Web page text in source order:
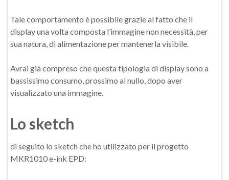
Tale comportamento è possibile grazie al fatto che il
display una volta composta l’immagine non necessità, per
sua natura, di alimentazione per mantenerla visibile.
Avrai già compreso che questa tipologia di display sono a
bassissimo consumo, prossimo al nullo, dopo aver
visualizzato una immagine.
Lo sketch
di seguito lo sketch che ho utilizzato per il progetto
MKR1010 e-ink EPD: